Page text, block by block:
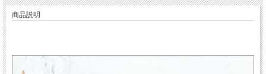
商品説明